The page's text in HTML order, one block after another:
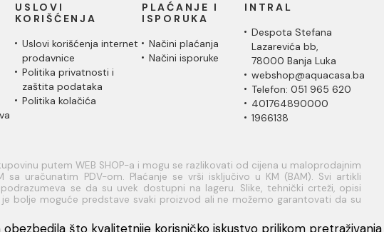
USLOVI
KORIŠĆENJA
Uslovi korišćenja internet
prodavnice
Politika privatnosti i
zaštita podataka
Politika kolačića
PLAĆANJE I
ISPORUKA
Načini plaćanja
Načini isporuke
INTRAL
Despota Stefana
Lazarevića bb,
78000 Banja Luka
webshop@aquacasa.ba
Telefon: 051 965 620
401764890000
1966138
putem WEB SHOP-a i mogu se razlikovati od cijena u maloprodajnim
uračunatim PDV-om. Plaćanje se vrši isključivo u KM (BAM). Svi artikli
se da su uvek dostupni na lageru. Slike, tehnički crteži, opisi
bolje moguće predstave svaki proizvod ali ne možemo garantovati da su
webshop@aquacasa.ba
što kvalitetnije korisničko iskustvo prilikom pretraživanja